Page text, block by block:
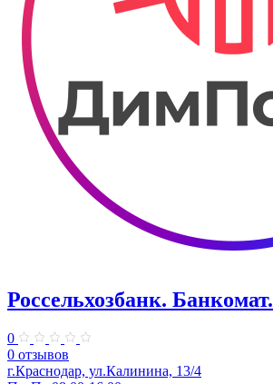
Россельхозбанк. Банкомат.
0
0 отзывов
г.Краснодар, ул.Калинина, 13/4